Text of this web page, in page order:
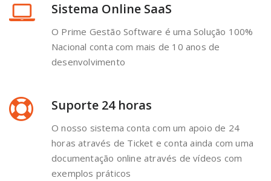
Sistema Online SaaS
O Prime Gestão Software é uma Solução 100%
Nacional conta com mais de 10 anos de
desenvolvimento
Suporte 24 horas
O nosso sistema conta com um apoio de 24
horas através de Ticket e conta ainda com uma
documentação online através de vídeos com
exemplos práticos